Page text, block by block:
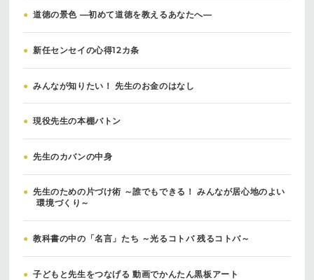
● 道徳の景色 ―初めて道徳を教えるあなたへ―
● 新任センセイの心得12カ条
● みんなが知りたい！ 先生のお金のはなし
● 現役先生の本棚バトン
● 先生のカバンの中身
● 先生のための片づけ術 ～誰でもできる！ みんなが居心地のよい
環境づくり～
● 教科書の中の「名言」たち ～光るコトバ 残るコトバ～
● 子どもと先生をつなげる 動画でかんたん黒板アート